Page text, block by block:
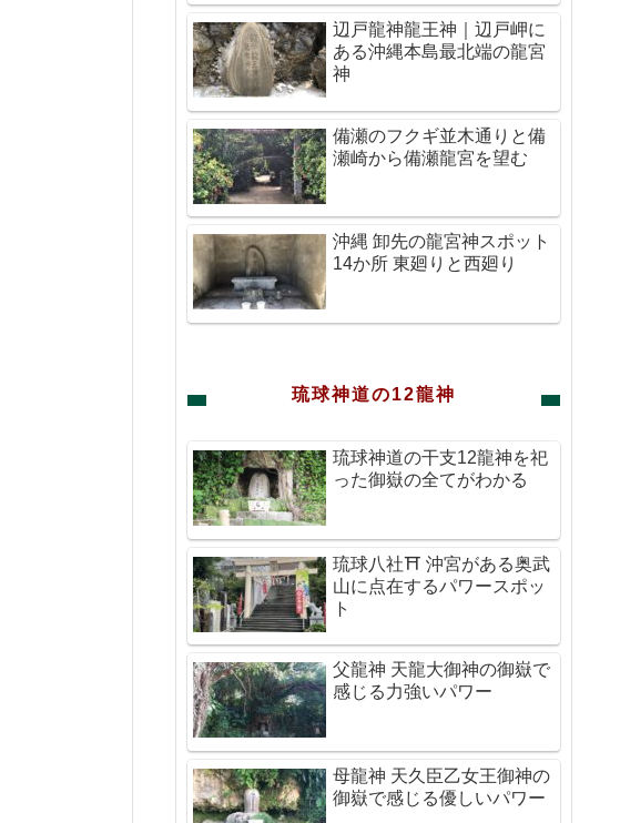
辺戸龍神龍王神｜辺戸岬に
ある沖縄本島最北端の龍宮
神
備瀬のフクギ並木通りと備
瀬崎から備瀬龍宮を望む
沖縄 卸先の龍宮神スポット
14か所 東廻りと西廻り
琉球神道の12龍神
琉球神道の干支12龍神を祀
った御嶽の全てがわかる
琉球八社⛩ 沖宮がある奥武
山に点在するパワースポッ
ト
父龍神 天龍大御神の御嶽で
感じる力強いパワー
母龍神 天久臣乙女王御神の
御嶽で感じる優しいパワー